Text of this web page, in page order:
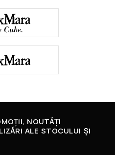
NOUTĂȚI
ALE STOCULUI ȘI